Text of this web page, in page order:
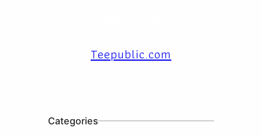
Teepublic.com
Categories